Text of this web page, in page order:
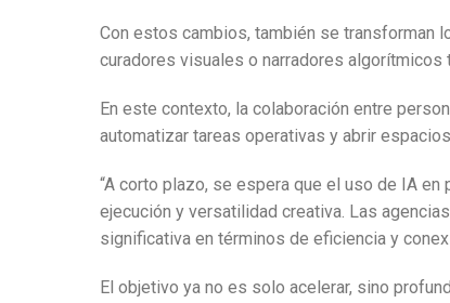
Con estos cambios, también se transforman
curadores visuales o narradores algorítmicos
En este contexto, la colaboración entre
automatizar tareas operativas y abrir
“A corto plazo, se espera que el uso de IA
ejecución y versatilidad creativa. Las
significativa en términos de eficiencia y
El objetivo ya no es solo acelerar, sino